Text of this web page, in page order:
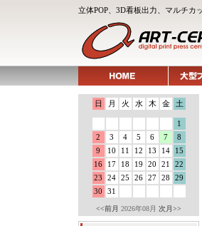
立体POP、3D看板出力、マルチカ
日 月 火 水 木 金 土
1
2
3 4 5 6 7
8
9
10 11 12 13 14
15
16
17 18 19 20 21
22
23
24 25 26 27 28
29
30
31
<<前月 2026年08月 次月>>